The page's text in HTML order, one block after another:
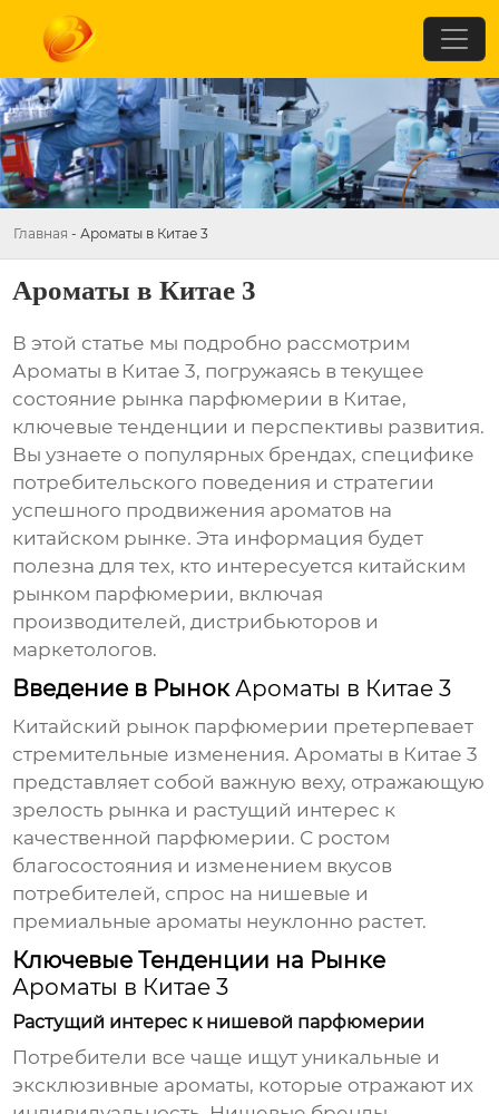
Главная - Ароматы в Китае 3
Ароматы в Китае 3
В этой статье мы подробно рассмотрим
Ароматы в Китае 3, погружаясь в текущее
состояние рынка парфюмерии в Китае,
ключевые тенденции и перспективы развития.
Вы узнаете о популярных брендах, специфике
потребительского поведения и стратегии
успешного продвижения ароматов на
китайском рынке. Эта информация будет
полезна для тех, кто интересуется китайским
рынком парфюмерии, включая
производителей, дистрибьюторов и
маркетологов.
Введение в РынокАроматы в Китае 3
Китайский рынок парфюмерии претерпевает
стремительные изменения.Ароматы в Китае 3
представляет собой важную веху, отражающую
зрелость рынка и растущий интерес к
качественной парфюмерии. С ростом
благосостояния и изменением вкусов
потребителей, спрос на нишевые и
премиальные ароматы неуклонно растет.
Ключевые Тенденции на Рынке
Ароматы в Китае 3
Растущий интерес к нишевой парфюмерии
Потребители все чаще ищут уникальные и
эксклюзивные ароматы, которые отражают их